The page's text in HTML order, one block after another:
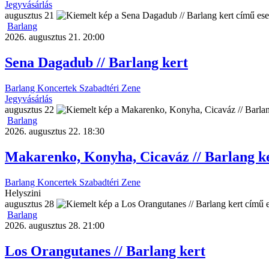
Jegyvásárlás
augusztus 21
Barlang
2026. augusztus 21. 20:00
Sena Dagadub // Barlang kert
Barlang Koncertek Szabadtéri Zene
Jegyvásárlás
augusztus 22
Barlang
2026. augusztus 22. 18:30
Makarenko, Konyha, Cicaváz // Barlang
Barlang Koncertek Szabadtéri Zene
Helyszini
augusztus 28
Barlang
2026. augusztus 28. 21:00
Los Orangutanes // Barlang kert